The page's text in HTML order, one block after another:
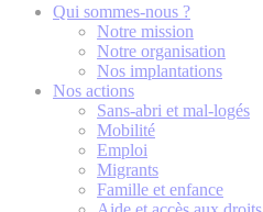
Qui sommes-nous ?
Notre mission
Notre organisation
Nos implantations
Nos actions
Sans-abri et mal-logés
Mobilité
Emploi
Migrants
Famille et enfance